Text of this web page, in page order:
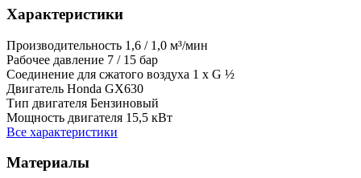
Характеристики
Производительность 1,6 / 1,0 м³/мин
Рабочее давление 7 / 15 бар
Соединение для сжатого воздуха 1 x G ½
Двигатель Honda GX630
Тип двигателя Бензиновый
Мощность двигателя 15,5 кВт
Все характеристики
Материалы